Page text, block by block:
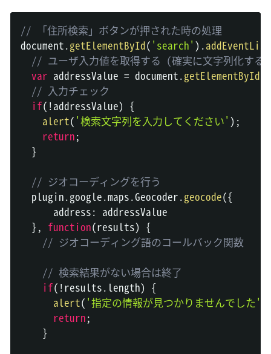
// 「住所検索」ボタンが押された時の処理
document.getElementById( 'search' ) .
// ユーザ入力値を取得する (確実に文字列化する
var addressValue = document.getElementById
// 入力チェック
if( !addressValue) {
alert( '検索文字列を入力してください' ) ;
return;
}
// ジオコーディングを行う
  plugin
.google.maps.Geocoder.geocode({
      address
: addressValue
} , function(results) {
// ジオコーディング語のコールバック関数
// 検索結果がない場合は終了
if( !results. length) {
alert( '指定の情報が見つかりませんでした'
return;
}